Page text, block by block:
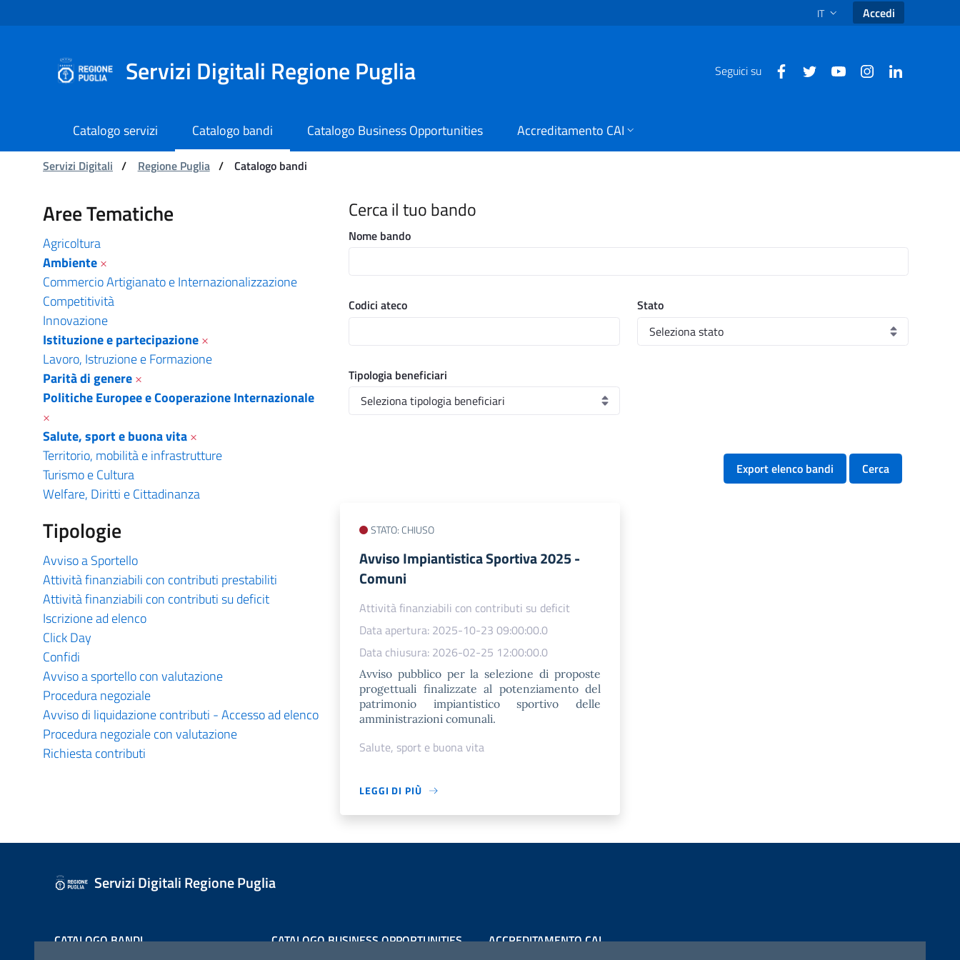
Navigazione SELEZIONE LINGUA: LINGUA
IT Accedi
Servizi Digitali Regione Puglia Seguici su
Catalogo servizi Catalogo bandi Catalogo Business Opportunities
Accreditamento CAI
Ti trovi in:
Servizi Digitali / Regione Puglia / Catalogo bandi
Catalogo bandi - Servizi Digitali Regione Puglia
Aree Tematiche
Agricoltura
Ambiente×
Commercio Artigianato e Internazionalizzazione
Competitività
Innovazione
Istituzione e partecipazione×
Lavoro, Istruzione e Formazione
Parità di genere×
Politiche Europee e Cooperazione Internazionale
×
Salute, sport e buona vita×
Territorio, mobilità e infrastrutture
Turismo e Cultura
Welfare, Diritti e Cittadinanza
Tipologie
Avviso a Sportello
Attività finanziabili con contributi prestabiliti
Attività finanziabili con contributi su deficit
Iscrizione ad elenco
Click Day
Confidi
Avviso a sportello con valutazione
Procedura negoziale
Avviso di liquidazione contributi - Accesso ad elenco
Procedura negoziale con valutazione
Richiesta contributi
Cerca il tuo bando
Nome bando
Codici ateco Stato
Tipologia beneficiari
Export elenco bandi Cerca
STATO: CHIUSO
Avviso Impiantistica Sportiva 2025 -
Comuni
Attività finanziabili con contributi su deficit
Data apertura: 2025-10-23 09:00:00.0
Data chiusura: 2026-02-25 12:00:00.0
Avviso pubblico per la selezione di proposte
progettuali finalizzate al potenziamento del
patrimonio impiantistico sportivo delle
amministrazioni comunali.
Salute, sport e buona vita
LEGGI DI PIÙ
Servizi Digitali Regione Puglia
CATALOGO BANDI CATALOGO BUSINESS OPPORTUNITIES ACCREDITAMENTO CAI